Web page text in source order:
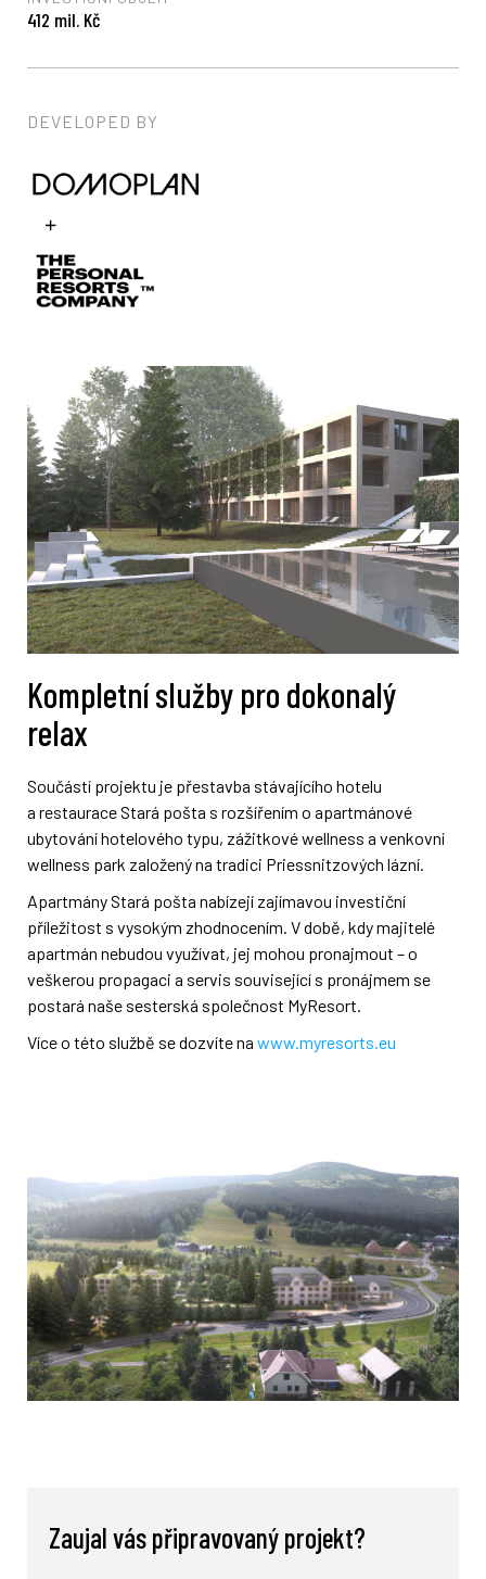
412 mil. Kč
DEVELOPED BY
Kompletní služby pro dokonalý
relax
Součástí projektu je přestavba stávajícího hotelu
a restaurace Stará pošta s rozšířením o apartmánové
ubytování hotelového typu, zážitkové wellness a venkovní
wellness park založený na tradici Priessnitzových lázní.
Apartmány Stará pošta nabízejí zajímavou investiční
příležitost s vysokým zhodnocením. V době, kdy majitelé
apartmán nebudou využívat, jej mohou pronajmout – o
veškerou propagaci a servis související s pronájmem se
postará naše sesterská společnost MyResort.
Více o této službě se dozvíte na www.myresorts.eu
Zaujal vás připravovaný projekt?